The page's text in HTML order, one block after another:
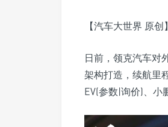
【汽车大世界 原创】
日前，领克汽车对
架构打造，续航里
EV(参数|询价)、小